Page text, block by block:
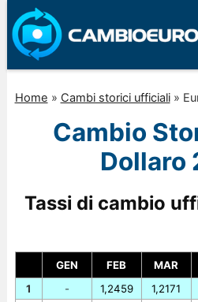
Home » Cambi storici ufficiali»
Cambio
Dollaro
Tassi di cambio
GEN FEB MAR
1
-
1,2459
1,2171